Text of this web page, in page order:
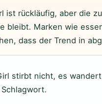
ist rückläufig, aber die
bleibt. Marken wie
dass der Trend in
stirbt nicht, es